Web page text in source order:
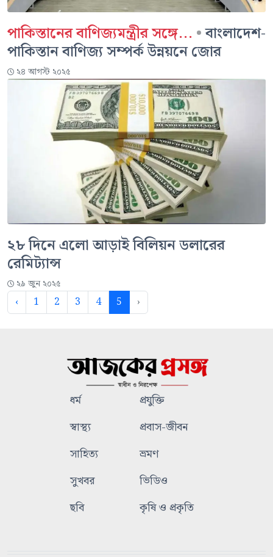
পাকিস্তানের বাণিজ্যমন্ত্রীর সঙ্গে... •বাংলাদেশ-
পাকিস্তান বাণিজ্য সম্পর্ক উন্নয়নে জোর
২৪ আগস্ট ২০২৫
২৮ দিনে এলো আড়াই বিলিয়ন ডলারের
রেমিট্যান্স
২৯ জুন ২০২৫
‹ 1 2 3 4 5 ›
ধর্ম
প্রযুক্তি
স্বাস্থ্য
প্রবাস-জীবন
সাহিত্য
ভ্রমণ
সুখবর
ভিডিও
ছবি
কৃষি ও প্রকৃতি